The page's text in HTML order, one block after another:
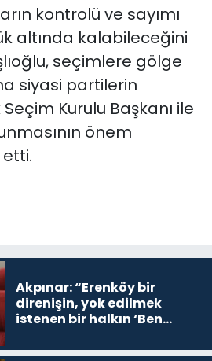
kontrolü ve sayımı
altında kalabileceğini
seçimlere gölge
siyasi partilerin
Kurulu Başkanı ile
önem
etti.
Akpınar: “Erenköy bir
direnişin, yok edilmek
istenen bir halkın ‘Ben
devam edeceğim’ dediği